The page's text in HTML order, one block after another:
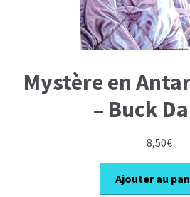
Mystère en
– Buck
8,50€
Ajouter au